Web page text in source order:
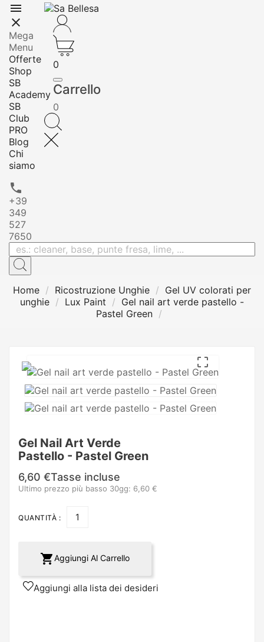


Mega
Menu
Offerte
Shop
SB
Academy
SB
Club
PRO
Blog
Chi
siamo

+39
349
527
7650
0
Carrello
0
Home Ricostruzione Unghie
Gel UV colorati per
unghie
Lux Paint
Gel nail art verde pastello -
Pastel Green

Gel Nail Art Verde
Pastello - Pastel Green
6,60 €Tasse incluse
Ultimo prezzo più basso 30gg: 6,60 €
QUANTITÀ :
Aggiungi Al Carrello
Aggiungi alla lista dei desideri